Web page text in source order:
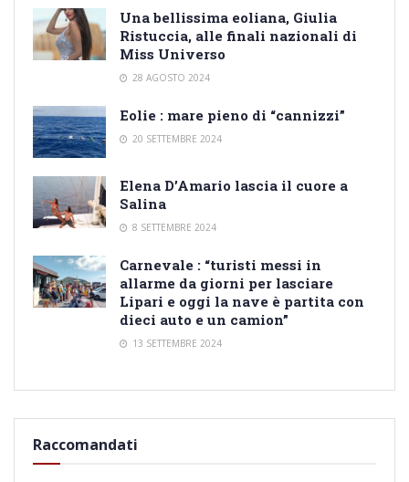
Una bellissima eoliana, Giulia
Ristuccia, alle finali nazionali di
Miss Universo
28 AGOSTO 2024
Eolie : mare pieno di “cannizzi”
20 SETTEMBRE 2024
Elena D’Amario lascia il cuore a
Salina
8 SETTEMBRE 2024
Carnevale : “turisti messi in
allarme da giorni per lasciare
Lipari e oggi la nave è partita con
dieci auto e un camion”
13 SETTEMBRE 2024
Raccomandati